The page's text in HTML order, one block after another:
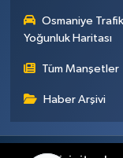
Osmaniye Trafik
Yoğunluk Haritası
Tüm Manşetler
Haber Arşivi